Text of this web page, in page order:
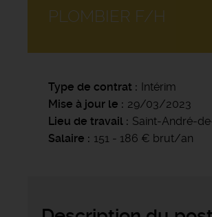
PLOMBIER F/H
Type de contrat
Intérim
Mise à jour le
29/03/2023
Lieu de travail
Saint-André-
Salaire
151 - 186 € brut/an